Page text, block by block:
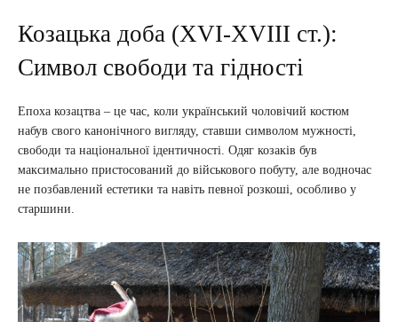
Козацька доба (XVI-XVIII ст.):
Символ свободи та гідності
Епоха козацтва – це час, коли український чоловічий костюм
набув свого канонічного вигляду, ставши символом мужності,
свободи та національної ідентичності. Одяг козаків був
максимально пристосований до військового побуту, але водночас
не позбавлений естетики та навіть певної розкоші, особливо у
старшини.